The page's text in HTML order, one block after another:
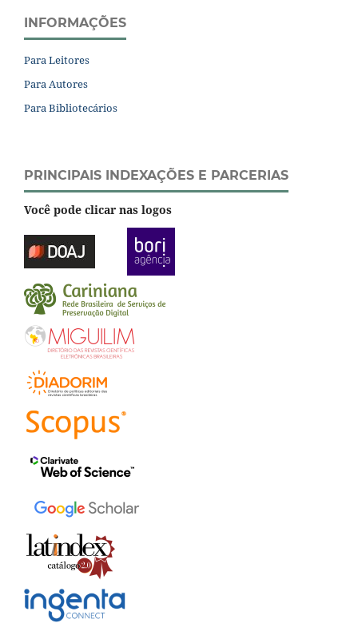
INFORMAÇÕES
Para Leitores
Para Autores
Para Bibliotecários
PRINCIPAIS INDEXAÇÕES E PARCERIAS
Você pode clicar nas logos